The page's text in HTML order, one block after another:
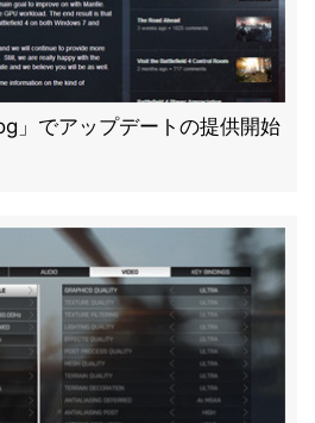
」でアップデートの提供開始